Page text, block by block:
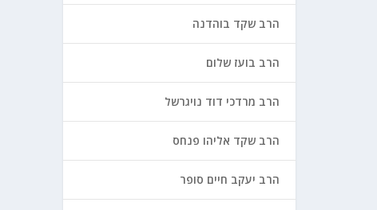
הרב שקד בוהדנה
הרב בועז שלום
הרב מרדכי דוד נויגרשל
הרב שקד אליהו פנחס
הרב יעקב חיים סופר